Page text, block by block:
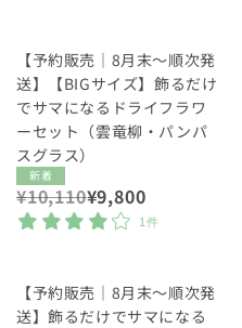
格 SALE
【予約販売｜8月末〜順次発
送】【BIGサイズ】飾るだけ
でサマになるドライフラワ
ーセット（雲竜柳・パンパ
スグラス）
新着
通
常
¥10,110
セ
ー
格
¥9,800
1件
【予約販売｜8月末〜順次発
送】飾るだけでサマになる